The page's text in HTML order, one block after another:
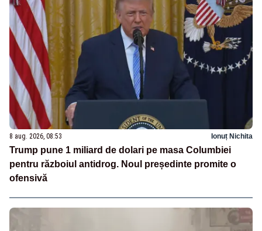
8 aug. 2026, 08:53 Ionuț Nichita
Trump pune 1 miliard de dolari pe masa Columbiei
pentru războiul antidrog. Noul președinte promite o
ofensivă